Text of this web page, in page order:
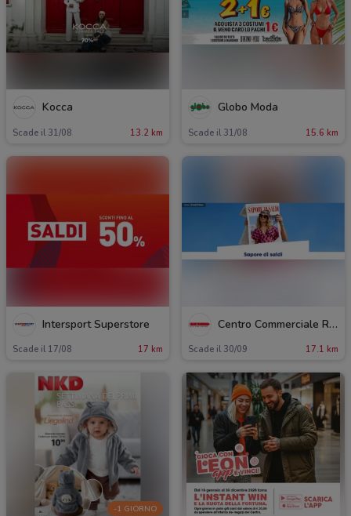
Kocca
Scade il 31/08 13.2 km
Globo Moda
Scade il 31/08 15.6 km
Intersport Superstore
Scade il 17/08 17 km
Centro Commerciale Roma Est
Scade il 30/09 17.1 km
-1 GIORNO